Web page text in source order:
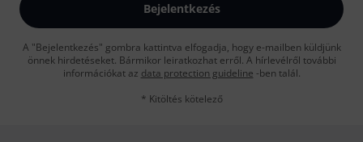
Bejelentkezés
A "Bejelentkezés" gombra kattintva elfogadja, hogy e-mailben küldjünk
önnek hirdetéseket. Bármikor leiratkozhat erről. A hírlevélről további
információkat az data protection guideline -ben talál.
* Kitöltés kötelező